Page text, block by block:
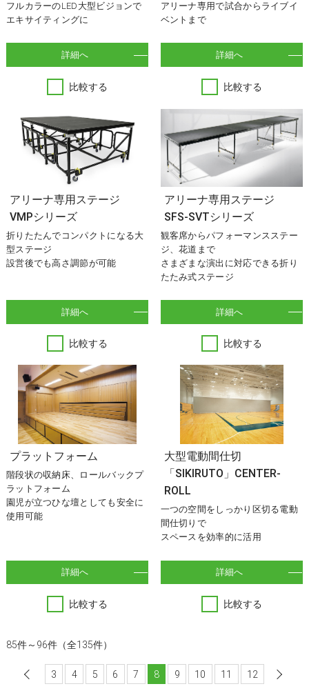
フルカラーのLED大型ビジョンで
エキサイティングに
詳細へ
比較する
アリーナ専用で試合からライブイ
ベントまで
詳細へ
比較する
アリーナ専用ステージ
VMPシリーズ
折りたたんでコンパクトになる大
型ステージ
設営後でも高さ調節が可能
詳細へ
比較する
アリーナ専用ステージ
SFS-SVTシリーズ
観客席からパフォーマンスステー
ジ、花道まで
さまざまな演出に対応できる折り
たたみ式ステージ
詳細へ
比較する
プラットフォーム
階段状の収納床、ロールバックプ
ラットフォーム
園児が立つひな壇としても安全に
使用可能
詳細へ
比較する
大型電動間仕切
「SIKIRUTO」CENTER-
ROLL
一つの空間をしっかり区切る電動
間仕切りで
スペースを効率的に活用
詳細へ
比較する
85件～96件（全135件）
前へ
3 4 5 6 7 8 9 10 11 12